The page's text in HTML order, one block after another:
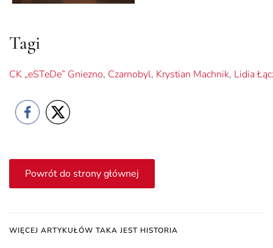
Tagi
CK „eSTeDe” Gniezno, Czarnobyl, Krystian Machnik, Lidia
Powrót do strony głównej
WIĘCEJ ARTYKUŁÓW TAKA JEST HISTORIA